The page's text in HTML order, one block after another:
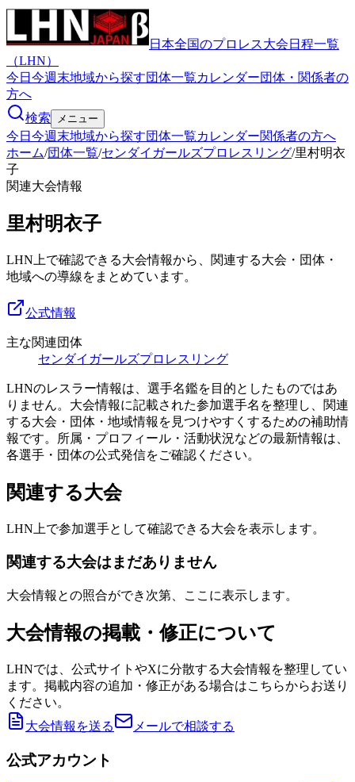
日本全国のプロレス大会日程一覧
（LHN）
今日 今週末地域から探す団体一覧カレンダー団体・関係者の
方へ
検索
メニュー
今日 今週末地域から探す団体一覧カレンダー関係者の方へ
ホーム/団体一覧/センダイガールズプロレスリング/里村明衣
子
関連大会情報
里村明衣子
LHN上で確認できる大会情報から、関連する大会・団体・
地域への導線をまとめています。
公式情報
主な関連団体
センダイガールズプロレスリング
LHNのレスラー情報は、選手名鑑を目的としたものではあ
りません。大会情報に記載された参加選手名を整理し、関連
する大会・団体・地域情報を見つけやすくするための補助情
報です。所属・プロフィール・活動状況などの最新情報は、
各選手・団体の公式発信をご確認ください。
関連する大会
LHN上で参加選手として確認できる大会を表示します。
関連する大会はまだありません
大会情報との照合ができ次第、ここに表示します。
大会情報の掲載・修正について
LHNでは、公式サイトやXに分散する大会情報を整理してい
ます。掲載内容の追加・修正がある場合はこちらからお送り
ください。
大会情報を送る
メールで相談する
公式アカウント